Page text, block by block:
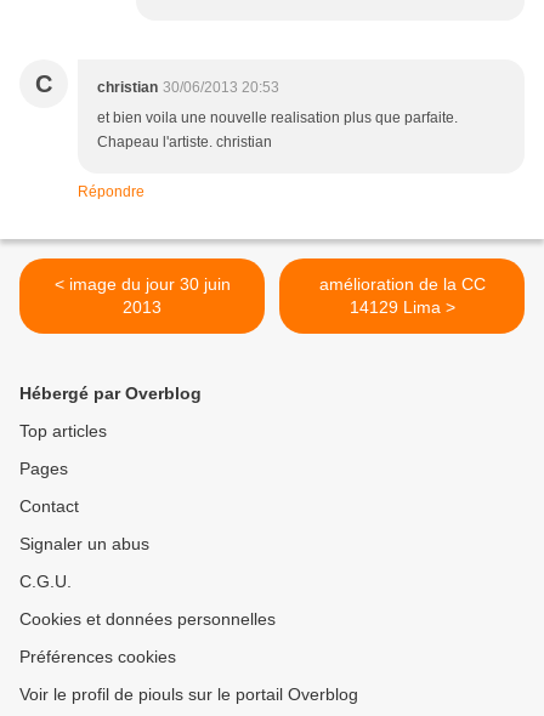
C christian 30/06/2013 20:53
et bien voila une nouvelle realisation plus que parfaite.
Chapeau l'artiste. christian
Répondre
< image du jour 30 juin
2013
amélioration de la CC
14129 Lima >
Hébergé par Overblog
Top articles
Pages
Contact
Signaler un abus
C.G.U.
Cookies et données personnelles
Préférences cookies
Voir le profil de piouls sur le portail Overblog